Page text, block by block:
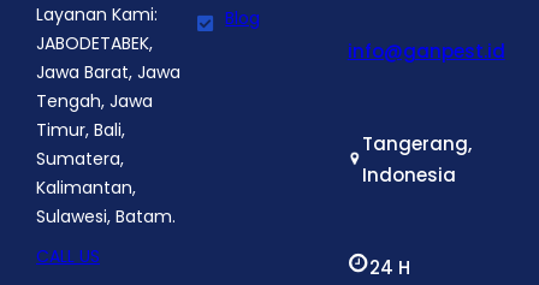
Layanan Kami:
JABODETABEK,
Jawa Barat, Jawa
Tengah, Jawa
Timur, Bali,
Sumatera,
Kalimantan,
Sulawesi, Batam.
CALL US
Blog
info@ganpest.id
Tangerang,
Indonesia
24 H